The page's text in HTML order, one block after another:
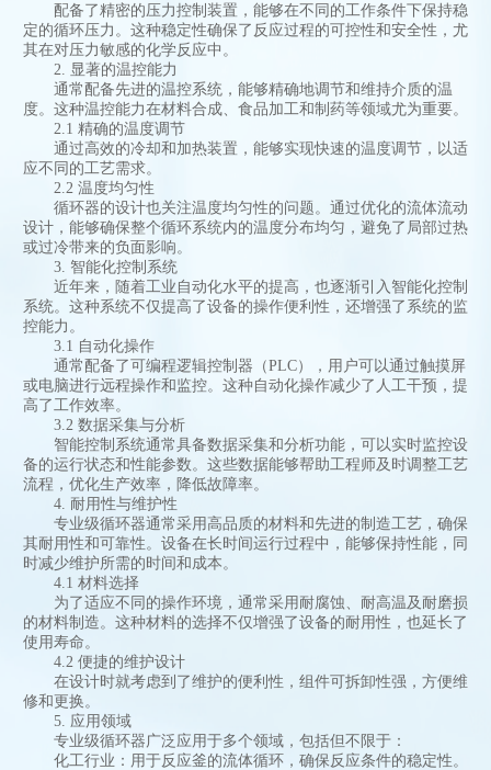
配备了精密的压力控制装置，能够在不同的工作条件下保持稳
定的循环压力。这种稳定性确保了反应过程的可控性和安全性，尤
其在对压力敏感的化学反应中。
2. 显著的温控能力
通常配备先进的温控系统，能够精确地调节和维持介质的温
度。这种温控能力在材料合成、食品加工和制药等领域尤为重要。
2.1 精确的温度调节
通过高效的冷却和加热装置，能够实现快速的温度调节，以适
应不同的工艺需求。
2.2 温度均匀性
循环器的设计也关注温度均匀性的问题。通过优化的流体流动
设计，能够确保整个循环系统内的温度分布均匀，避免了局部过热
或过冷带来的负面影响。
3. 智能化控制系统
近年来，随着工业自动化水平的提高，也逐渐引入智能化控制
系统。这种系统不仅提高了设备的操作便利性，还增强了系统的监
控能力。
3.1 自动化操作
通常配备了可编程逻辑控制器（PLC），用户可以通过触摸屏
或电脑进行远程操作和监控。这种自动化操作减少了人工干预，提
高了工作效率。
3.2 数据采集与分析
智能控制系统通常具备数据采集和分析功能，可以实时监控设
备的运行状态和性能参数。这些数据能够帮助工程师及时调整工艺
流程，优化生产效率，降低故障率。
4. 耐用性与维护性
专业级循环器通常采用高品质的材料和先进的制造工艺，确保
其耐用性和可靠性。设备在长时间运行过程中，能够保持性能，同
时减少维护所需的时间和成本。
4.1 材料选择
为了适应不同的操作环境，通常采用耐腐蚀、耐高温及耐磨损
的材料制造。这种材料的选择不仅增强了设备的耐用性，也延长了
使用寿命。
4.2 便捷的维护设计
在设计时就考虑到了维护的便利性，组件可拆卸性强，方便维
修和更换。
5. 应用领域
专业级循环器广泛应用于多个领域，包括但不限于：
化工行业：用于反应釜的流体循环，确保反应条件的稳定性。